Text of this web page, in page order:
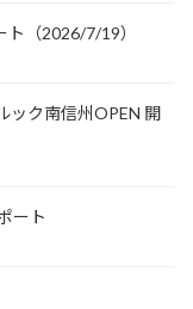
（2026/7/19）
ック南信州OPEN 開
ート